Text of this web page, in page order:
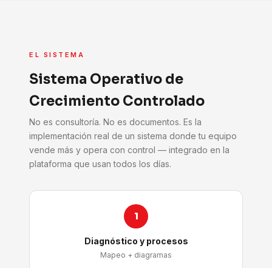
EL SISTEMA
Sistema Operativo de
Crecimiento Controlado
No es consultoría. No es documentos. Es la
implementación real de un sistema donde tu equipo
vende más y opera con control — integrado en la
plataforma que usan todos los días.
1
Diagnóstico y procesos
Mapeo + diagramas